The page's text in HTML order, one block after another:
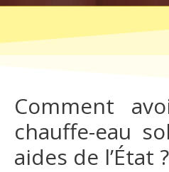
Comment
chauffe-eau
aides de l’État ?